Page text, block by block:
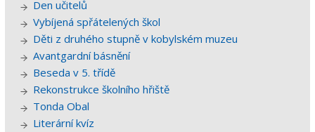
Den učitelů
Vybíjená spřátelených škol
Děti z druhého stupně v kobylském muzeu
Avantgardní básnění
Beseda v 5. třídě
Rekonstrukce školního hřiště
Tonda Obal
Literární kvíz